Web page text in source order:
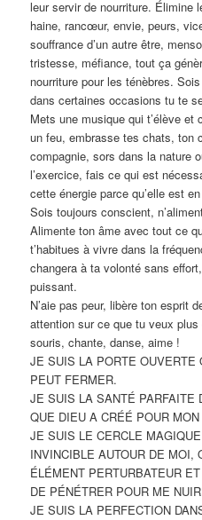
leur servir de nourriture. Élimine
haine, rancœur, envie, peurs,
souffrance d’un autre être,
tristesse, méfiance, tout ça
nourriture pour les ténèbres.
dans certaines occasions tu te
Mets une musique qui t’élève
un feu, embrasse tes chats, ton
compagnie, sors dans la nature
l’exercice, fais ce qui est
cette énergie parce qu’elle est
Sois toujours conscient,
Alimente ton âme avec tout ce
t’habitues à vivre dans la
changera à ta volonté sans
puissant.
N’aie pas peur, libère ton esprit
attention sur ce que tu veux
souris, chante, danse, aime !
JE SUIS LA PORTE OUVERTE
PEUT FERMER.
JE SUIS LA SANTÉ PARFAITE
QUE DIEU A CRÉÉ POUR
JE SUIS LE CERCLE
INVINCIBLE AUTOUR DE MOI,
ÉLÉMENT PERTURBATEUR
DE PÉNÉTRER POUR ME
JE SUIS LA PERFECTION